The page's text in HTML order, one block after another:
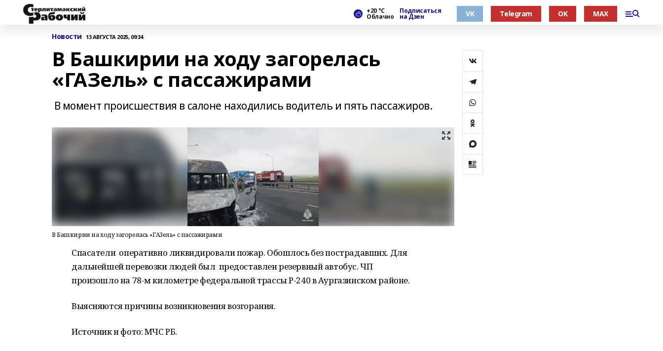
+20 °С
Облачно
Подписаться
на Дзен VK Telegram OK MAX
Новости 13 АВГУСТА 2025, 09:34
В Башкирии на ходу загорелась
«ГАЗель» с пассажирами
В момент происшествия в салоне находились водитель и пять пассажиров.
В Башкирии на ходу загорелась «ГАЗель» с пассажирами
Спасатели оперативно ликвидировали пожар. Обошлось без пострадавших. Для
дальнейшей перевозки людей был предоставлен резервный автобус. ЧП
произошло на 78-м километре федеральной трассы Р-240 в Аургазинском районе.
Выясняются причины возникновения возгорания.
Источник и фото: МЧС РБ.